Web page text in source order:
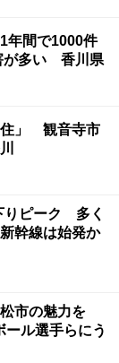
年間で1000件
が多い 香川県
住」 観音寺市
りピーク 多く
幹線は始発か
市の魅力を
ル選手らにう